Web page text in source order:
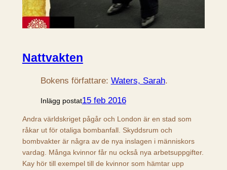
Nattvakten
Bokens författare: Waters, Sarah.
Inlägg postat15 feb 2016
Andra världskriget pågår och London är en stad som
råkar ut för otaliga bombanfall. Skyddsrum och
bombvakter är några av de nya inslagen i människors
vardag. Många kvinnor får nu också nya arbetsuppgifter.
Kay hör till exempel till de kvinnor som hämtar upp